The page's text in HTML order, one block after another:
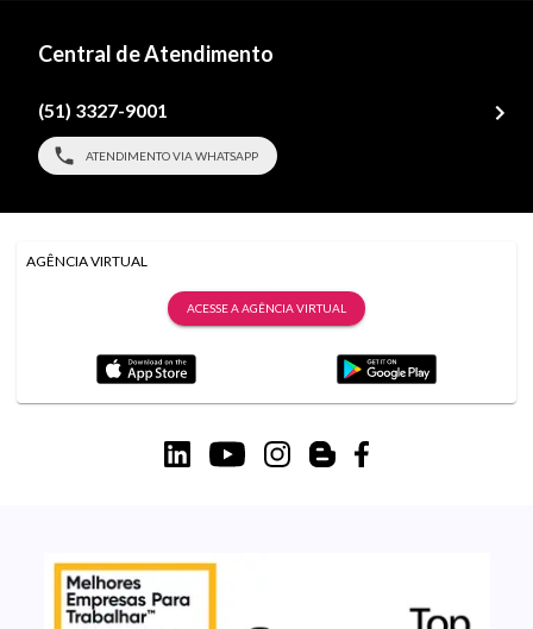
Central de Atendimento
(51) 3327-9001
ATENDIMENTO VIA WHATSAPP
AGÊNCIA VIRTUAL
ACESSE A AGÊNCIA VIRTUAL